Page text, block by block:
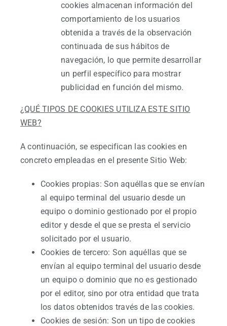
cookies almacenan información del
comportamiento de los usuarios
obtenida a través de la observación
continuada de sus hábitos de
navegación, lo que permite desarrollar
un perfil específico para mostrar
publicidad en función del mismo.
¿QUÉ TIPOS DE COOKIES UTILIZA ESTE SITIO
WEB?
A continuación, se especifican las cookies en
concreto empleadas en el presente Sitio Web:
Cookies propias: Son aquéllas que se envían
al equipo terminal del usuario desde un
equipo o dominio gestionado por el propio
editor y desde el que se presta el servicio
solicitado por el usuario.
Cookies de tercero: Son aquéllas que se
envían al equipo terminal del usuario desde
un equipo o dominio que no es gestionado
por el editor, sino por otra entidad que trata
los datos obtenidos través de las cookies.
Cookies de sesión: Son un tipo de cookies